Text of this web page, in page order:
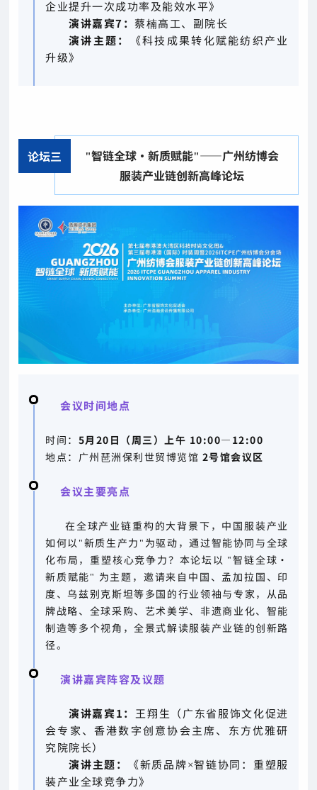
企业提升一次成功率及能效水平》
演讲嘉宾7：蔡楠高工、副院长
演讲主题：
《科技成果转化赋能纺织产业
升级》
论坛三
"智链全球·新质赋能"——广州纺博会
服装产业链创新高峰论坛
会议时间地点
时间： 5月20日（周三）上午 10:00—12:00
地点：广州琶洲保利世贸博览馆 2号馆会议区
会议主要亮点
在全球产业链重构的大背景下，中国服装产业
如何以"新质生产力"为驱动，通过智能协同与全球
化布局，重塑核心竞争力？本论坛以 "智链全球·
新质赋能" 为主题，邀请来自中国、孟加拉国、印
度、乌兹别克斯坦等多国的行业领袖与专家，从品
牌战略、全球采购、艺术美学、非遗商业化、智能
制造等多个视角，全景式解读服装产业链的创新路
径。
演讲嘉宾阵容及议题
演讲嘉宾1： 王翔生 （广东省服饰文化促进
会专家、香港数字创意协会主席、东方优雅研
究院院长）
演讲主题：
《新质品牌×智链协同：重塑服
装产业全球竞争力》